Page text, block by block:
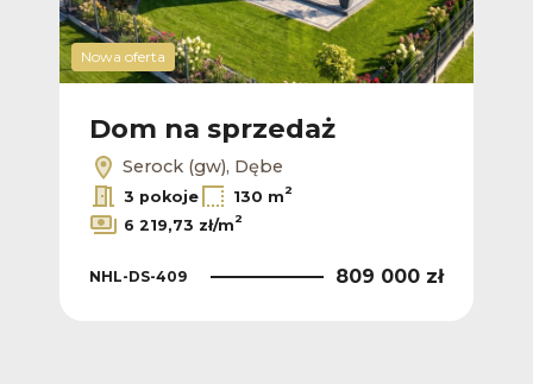
Nowa oferta
Dom na sprzedaż
Serock (gw), Dębe
3 pokoje 130 m2
6 219,73 zł/m2
NHL-DS-409 809 000 zł